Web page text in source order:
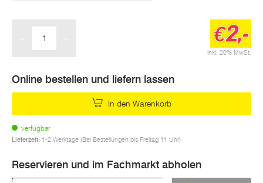
inkl. 20% MwSt.
€2,-
Online bestellen und liefern lassen
In den Warenkorb
verfügbar
Lieferzeit: 1-2 Werktage (Bei Bestellungen bis Freitag 11 Uhr)
Reservieren und im Fachmarkt abholen